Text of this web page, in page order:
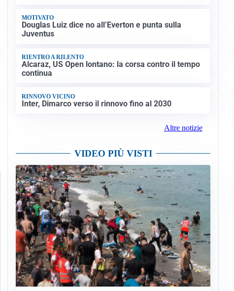
MOTIVATO
Douglas Luiz dice no all’Everton e punta sulla
Juventus
RIENTRO A RILENTO
Alcaraz, US Open lontano: la corsa contro il tempo
continua
RINNOVO VICINO
Inter, Dimarco verso il rinnovo fino al 2030
Altre notizie
VIDEO PIÙ VISTI